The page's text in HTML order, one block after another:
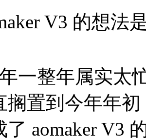
V3 的想法
一整年属实太
搁置到今年年
了 aomaker V3